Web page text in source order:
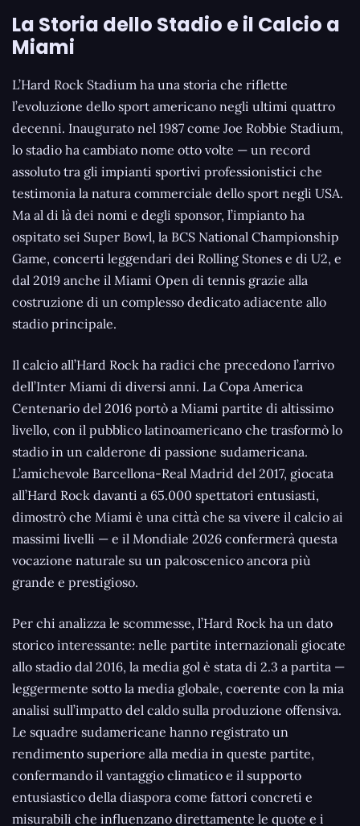
La Storia dello Stadio e il Calcio a
Miami
L’Hard Rock Stadium ha una storia che riflette
l’evoluzione dello sport americano negli ultimi quattro
decenni. Inaugurato nel 1987 come Joe Robbie Stadium,
lo stadio ha cambiato nome otto volte — un record
assoluto tra gli impianti sportivi professionistici che
testimonia la natura commerciale dello sport negli USA.
Ma al di là dei nomi e degli sponsor, l’impianto ha
ospitato sei Super Bowl, la BCS National Championship
Game, concerti leggendari dei Rolling Stones e di U2, e
dal 2019 anche il Miami Open di tennis grazie alla
costruzione di un complesso dedicato adiacente allo
stadio principale.
Il calcio all’Hard Rock ha radici che precedono l’arrivo
dell’Inter Miami di diversi anni. La Copa America
Centenario del 2016 portò a Miami partite di altissimo
livello, con il pubblico latinoamericano che trasformò lo
stadio in un calderone di passione sudamericana.
L’amichevole Barcellona-Real Madrid del 2017, giocata
all’Hard Rock davanti a 65.000 spettatori entusiasti,
dimostrò che Miami è una città che sa vivere il calcio ai
massimi livelli — e il Mondiale 2026 confermerà questa
vocazione naturale su un palcoscenico ancora più
grande e prestigioso.
Per chi analizza le scommesse, l’Hard Rock ha un dato
storico interessante: nelle partite internazionali giocate
allo stadio dal 2016, la media gol è stata di 2.3 a partita —
leggermente sotto la media globale, coerente con la mia
analisi sull’impatto del caldo sulla produzione offensiva.
Le squadre sudamericane hanno registrato un
rendimento superiore alla media in queste partite,
confermando il vantaggio climatico e il supporto
entusiastico della diaspora come fattori concreti e
misurabili che influenzano direttamente le quote e i